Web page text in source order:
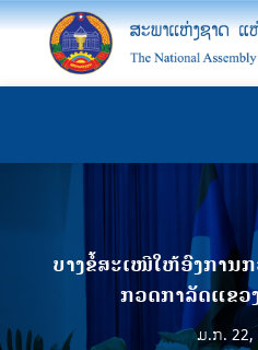
ບາງຂໍ້ສະເໜີໃຫ້ອົງການ
ກວດກາລັດແຂວ
ມ.ກ. 22,